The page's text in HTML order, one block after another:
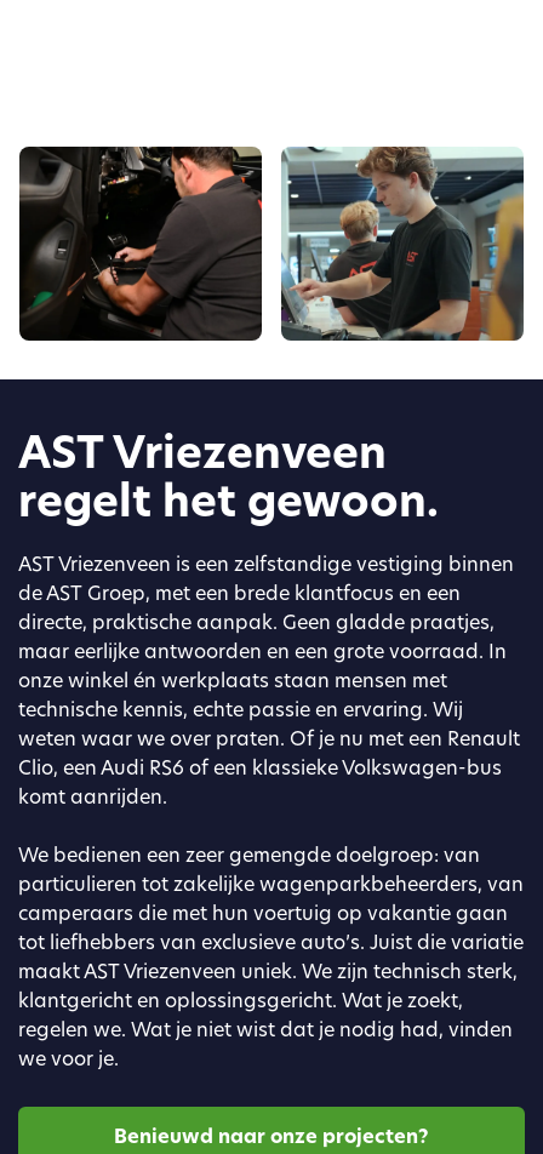
AST Vriezenveen
regelt het gewoon.
AST Vriezenveen is een zelfstandige vestiging binnen
de AST Groep, met een brede klantfocus en een
directe, praktische aanpak. Geen gladde praatjes,
maar eerlijke antwoorden en een grote voorraad. In
onze winkel én werkplaats staan mensen met
technische kennis, echte passie en ervaring. Wij
weten waar we over praten. Of je nu met een Renault
Clio, een Audi RS6 of een klassieke Volkswagen-bus
komt aanrijden.
We bedienen een zeer gemengde doelgroep: van
particulieren tot zakelijke wagenparkbeheerders, van
camperaars die met hun voertuig op vakantie gaan
tot liefhebbers van exclusieve auto’s. Juist die variatie
maakt AST Vriezenveen uniek. We zijn technisch sterk,
klantgericht en oplossingsgericht. Wat je zoekt,
regelen we. Wat je niet wist dat je nodig had, vinden
we voor je.
Benieuwd naar onze projecten?